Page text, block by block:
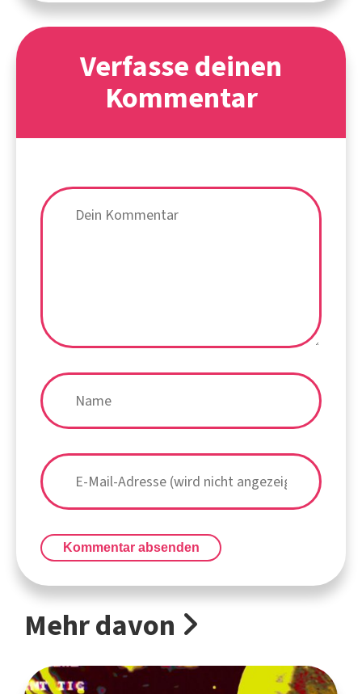
Verfasse deinen
Kommentar
Kommentar absenden
Mehr davon